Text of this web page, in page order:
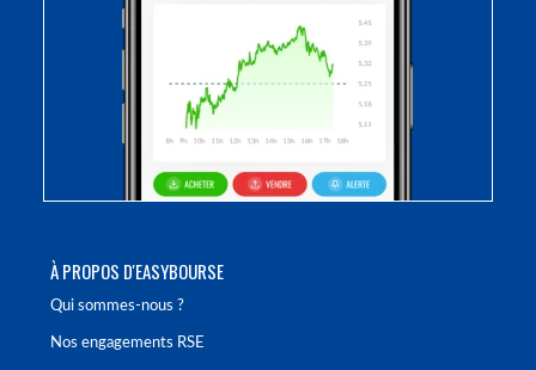
À PROPOS D'EASYBOURSE
Qui sommes-nous ?
Nos engagements RSE